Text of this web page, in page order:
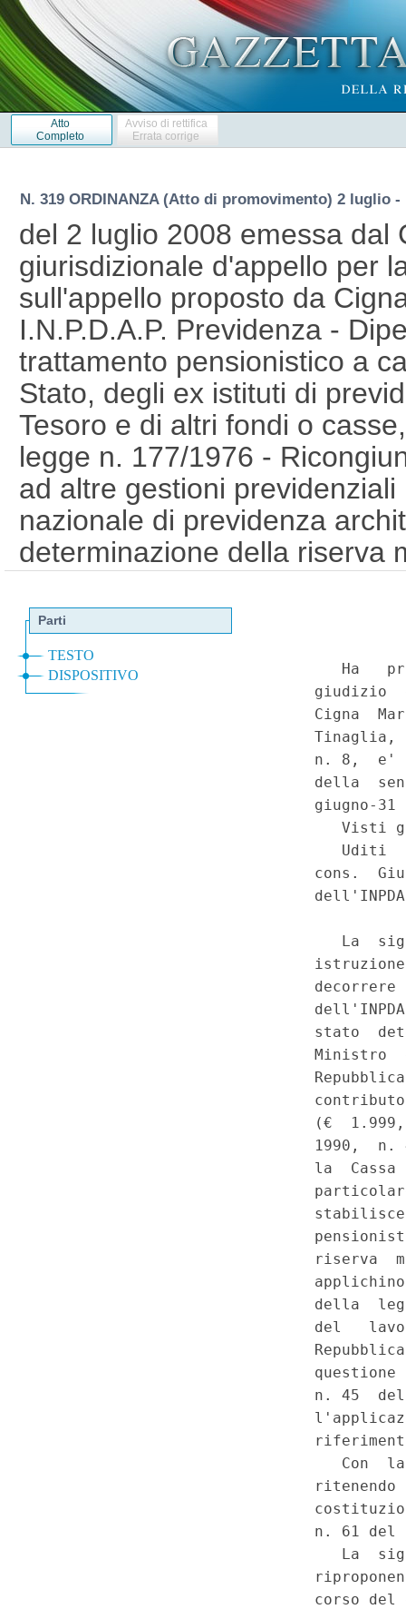
Atto
Completo
Avviso di rettifica
Errata corrige
N. 319 ORDINANZA (Atto di promovimento) 2 luglio -
del 2 luglio 2008 emessa dal
giurisdizionale d'appello per
sull'appello proposto da
I.N.P.D.A.P. Previdenza -
trattamento pensionistico a
Stato, degli ex istituti di
Tesoro e di altri fondi o
legge n. 177/1976 -
ad altre gestioni
nazionale di previdenza
determinazione della riserva
piu' favorevoli contenuti
legge n. 1338 del 1962,
gennaio 1964 anziche' di
febbraio 1981 - Mancata
principio di uguaglianza
trattamento da parte
identiche in base alla
dipendente pubblico. -
e 2. - Costituzione, art. 3.
Speciale - Corte